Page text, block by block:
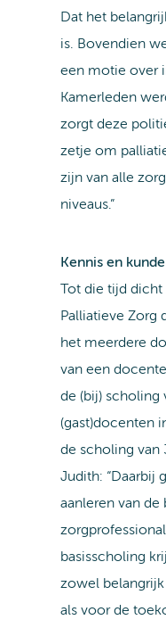
Dat het
is. Bovendien
een motie over
Kamerleden
zorgt deze
zetje om
zijn van alle
niveaus.”
Kennis en kunde
Tot die tijd
Palliatieve Zorg
het meerdere
van een
de (bij) scholing
(gast)docenten
de scholing van
Judith: “Daarbij
aanleren van de
basisscholing
zowel
als voor de